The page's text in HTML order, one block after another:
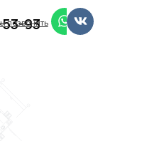
93
позвонить